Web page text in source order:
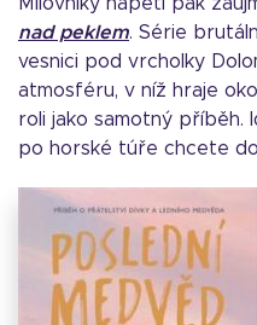
nad peklem. Série
vesnici pod vrcholky
atmosféru, v níž hraje
roli jako samotný příběh.
po horské túře chcete